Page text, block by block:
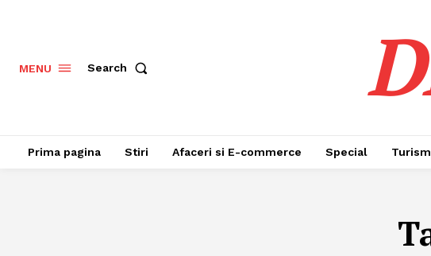
MENU Search
Prima pagina Stiri Afaceri si E-commerce Special Turism